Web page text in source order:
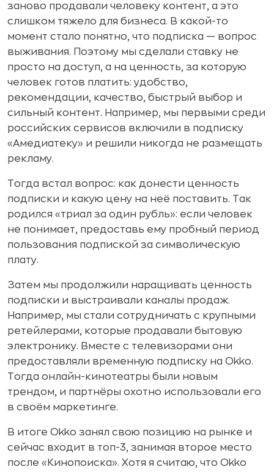
заново продавали человеку контент, а это
слишком тяжело для бизнеса. В какой-то
момент стало понятно, что подписка — вопрос
выживания. Поэтому мы сделали ставку не
просто на доступ, а на ценность, за которую
человек готов платить: удобство,
рекомендации, качество, быстрый выбор и
сильный контент. Например, мы первыми среди
российских сервисов включили в подписку
«Амедиатеку» и решили никогда не размещать
рекламу.
Тогда встал вопрос: как донести ценность
подписки и какую цену на неё поставить. Так
родился «триал за один рубль»: если человек
не понимает, предоставь ему пробный период
пользования подпиской за символическую
плату.
Затем мы продолжили наращивать ценность
подписки и выстраивали каналы продаж.
Например, мы стали сотрудничать с крупными
ретейлерами, которые продавали бытовую
электронику. Вместе с телевизорами они
предоставляли временную подписку на Okko.
Тогда онлайн-кинотеатры были новым
трендом, и партнёры охотно использовали его
в своём маркетинге.
В итоге Okko занял свою позицию на рынке и
сейчас входит в топ-3, занимая второе место
после «Кинопоиска». Хотя я считаю, что Okko